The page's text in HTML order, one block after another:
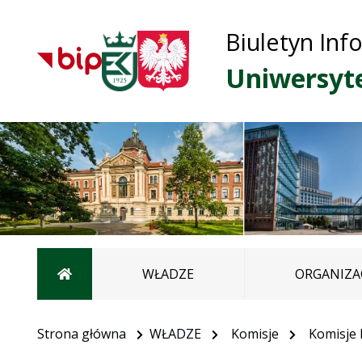
Biuletyn
Strona głównaWŁADZE
Strona główna WŁADZE Komisje Komisje